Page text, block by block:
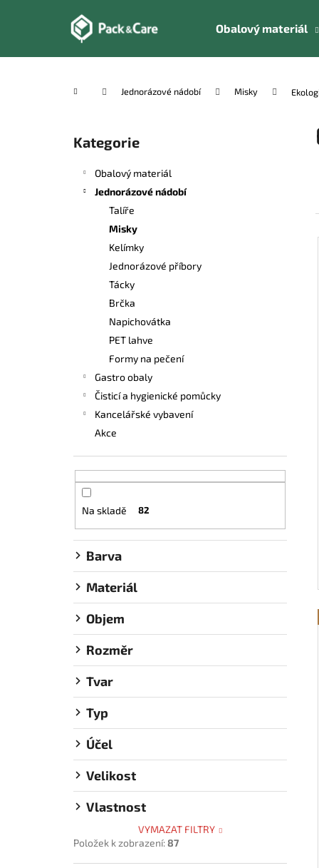
Obalový materiál
Domů Jednorázové nádobí Misky
Přeskočit
kategorie
Kategorie
Obalový materiál
Jednorázové nádobí
Talíře
Misky
Kelímky
Jednorázové příbory
Tácky
Brčka
Napichovátka
PET lahve
Formy na pečení
Gastro obaly
Čisticí a hygienické pomůcky
Kancelářské vybavení
Akce
Na skladě 82
Barva
Materiál
Objem
Rozměr
Tvar
Typ
Účel
Velikost
Vlastnost
VYMAZAT FILTRY
Položek k zobrazení:87
í
Zpět
do
Zpět
do
UBROUSEK 24X24 2VRSTVÝ ¼ ČERNÝ
0,39 Kč